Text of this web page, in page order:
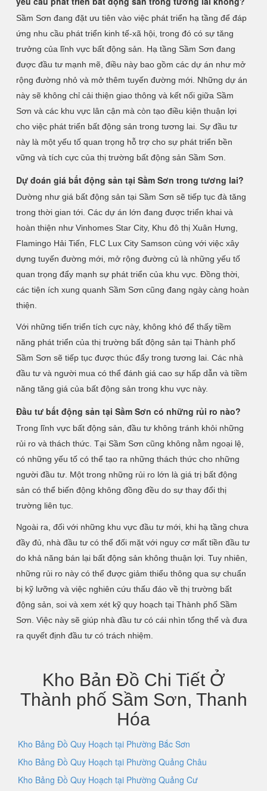
Sầm Sơn đang đặt ưu tiên vào việc phát triển hạ tầng để đáp
ứng nhu cầu phát triển kinh tế-xã hội, trong đó có sự tăng
trưởng của lĩnh vực bất động sản. Hạ tầng Sầm Sơn đang
được đầu tư mạnh mẽ, điều này bao gồm các dự án như mở
rộng đường nhỏ và mở thêm tuyến đường mới. Những dự án
này sẽ không chỉ cải thiện giao thông và kết nối giữa Sầm
Sơn và các khu vực lân cận mà còn tạo điều kiện thuận lợi
cho việc phát triển bất động sản trong tương lai. Sự đầu tư
này là một yếu tố quan trọng hỗ trợ cho sự phát triển bền
vững và tích cực của thị trường bất động sản Sầm Sơn.
Dự đoán giá bất động sản tại Sầm Sơn trong tương lai?
Dường như giá bất động sản tại Sầm Sơn sẽ tiếp tục đà tăng
trong thời gian tới. Các dự án lớn đang được triển khai và
hoàn thiện như Vinhomes Star City, Khu đô thị Xuân Hưng,
Flamingo Hải Tiến, FLC Lux City Samson cùng với việc xây
dựng tuyến đường mới, mở rộng đường củ là những yếu tố
quan trọng đẩy mạnh sự phát triển của khu vực. Đồng thời,
các tiện ích xung quanh Sầm Sơn cũng đang ngày càng hoàn
thiện.
Với những tiến triển tích cực này, không khó để thấy tiềm
năng phát triển của thị trường bất động sản tại Thành phố
Sầm Sơn sẽ tiếp tục được thúc đẩy trong tương lai. Các nhà
đầu tư và người mua có thể đánh giá cao sự hấp dẫn và tiềm
năng tăng giá của bất động sản trong khu vực này.
Đầu tư bất động sản tại Sầm Sơn có những rủi ro nào?
Trong lĩnh vực bất động sản, đầu tư không tránh khỏi những
rủi ro và thách thức. Tại Sầm Sơn cũng không nằm ngoại lệ,
có những yếu tố có thể tạo ra những thách thức cho những
người đầu tư. Một trong những rủi ro lớn là giá trị bất động
sản có thể biến động không đồng đều do sự thay đổi thị
trường liên tục.
Ngoài ra, đối với những khu vực đầu tư mới, khi hạ tầng chưa
đầy đủ, nhà đầu tư có thể đối mặt với nguy cơ mất tiền đầu tư
do khả năng bán lại bất động sản không thuận lợi. Tuy nhiên,
những rủi ro này có thể được giảm thiểu thông qua sự chuẩn
bị kỹ lưỡng và việc nghiên cứu thấu đáo về thị trường bất
động sản, soi và xem xét kỹ quy hoạch tại Thành phố Sầm
Sơn. Việc này sẽ giúp nhà đầu tư có cái nhìn tổng thể và đưa
ra quyết định đầu tư có trách nhiệm.
Kho Bản Đồ Chi Tiết Ở
Thành phố Sầm Sơn, Thanh
Hóa
Kho Bảng Đồ Quy Hoạch tại Phường Bắc Sơn
Kho Bảng Đồ Quy Hoạch tại Phường Quảng Châu
Kho Bảng Đồ Quy Hoạch tại Phường Quảng Cư